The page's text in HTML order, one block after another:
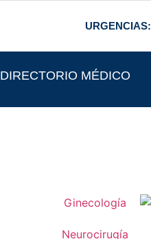
URGENCIAS:
DIRECTORIO MÉDICO